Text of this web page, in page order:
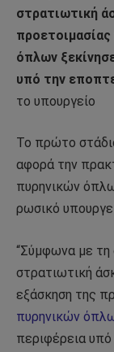
στρατιωτική
όπλων
υπό την
το υπουργείο
Το πρώτο
αφορά την
πυρηνικών
ρωσικό
“Σύμφωνα με τη
στρατιωτική
εξάσκηση της
πυρηνικών
περιφέρεια υπό